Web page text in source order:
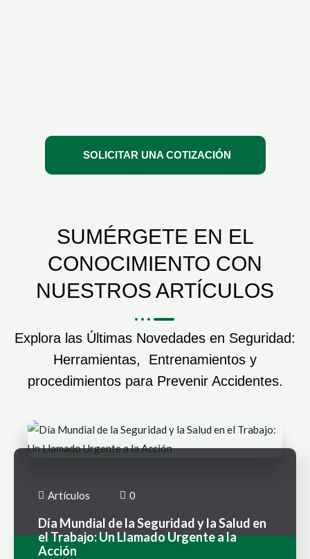
SOLICITAR UNA COTIZACIÓN
SUMÉRGETE EN EL
CONOCIMIENTO CON
NUESTROS ARTÍCULOS
Explora las Últimas Novedades en Seguridad:
Herramientas, Entrenamientos y
procedimientos para Prevenir Accidentes.
Artículos 0
Día Mundial de la Seguridad y la Salud en
el Trabajo: Un Llamado Urgente a la
Acción